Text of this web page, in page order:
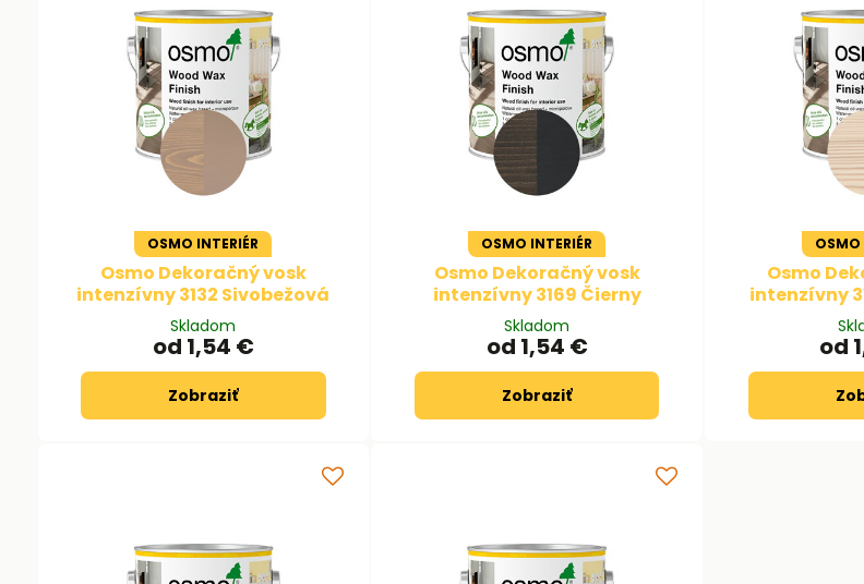
OSMO INTERIÉR
Osmo Dekoračný vosk
intenzívny 3132 Sivobežová
Skladom
od 1,54 €
Zobraziť
OSMO INTERIÉR
Osmo Dekoračný vosk
intenzívny 3169 Čierny
Skladom
od 1,54 €
Zobraziť
OSMO
Osmo
intenzívny
od